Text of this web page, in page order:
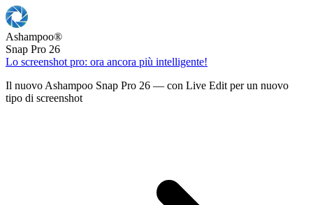
Ashampoo®
Snap Pro 26
Lo screenshot pro: ora ancora più intelligente!
Il nuovo Ashampoo Snap Pro 26 — con Live Edit per un nuovo
tipo di screenshot